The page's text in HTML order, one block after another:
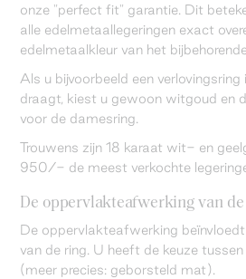
onze "perfect fit" garantie. Dit
alle edelmetaallegeringen exact
edelmetaalkleur van het
Als u bijvoorbeeld een
draagt, kiest u gewoon witgoud en
voor de damesring.
Trouwens zijn 18 karaat wit- en
950/- de meest verkochte
De oppervlakteafwerking van
De oppervlakteafwerking
van de ring. U heeft de keuze
(meer precies: geborsteld mat).